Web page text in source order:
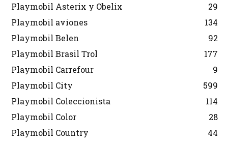
Playmobil Asterix y Obelix
29
Playmobil aviones
134
Playmobil Belen
92
Playmobil Brasil Trol
177
Playmobil Carrefour
9
Playmobil City
599
Playmobil Coleccionista
114
Playmobil Color
28
Playmobil Country
44